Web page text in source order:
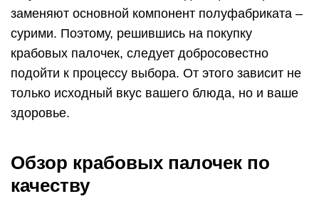
заменяют основной компонент полуфабриката –
сурими. Поэтому, решившись на покупку
крабовых палочек, следует добросовестно
подойти к процессу выбора. От этого зависит не
только исходный вкус вашего блюда, но и ваше
здоровье.
Обзор крабовых палочек по
качеству